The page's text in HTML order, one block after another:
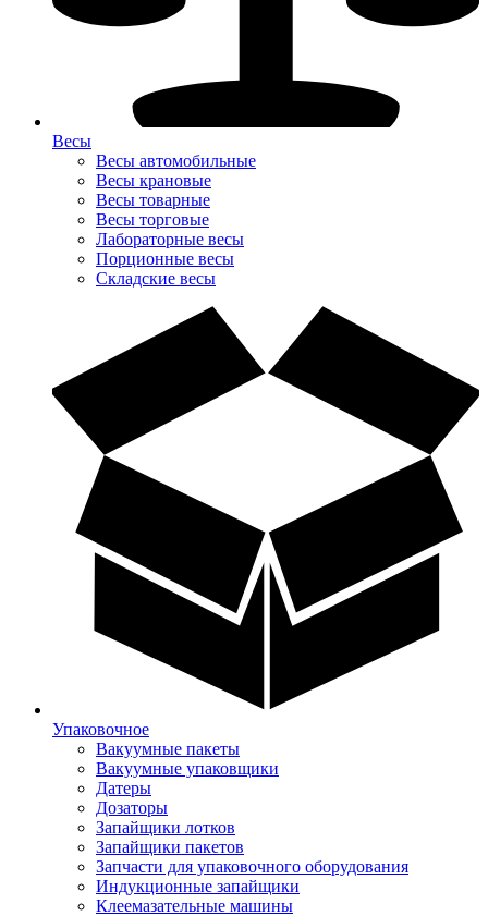
Весы
Весы автомобильные
Весы крановые
Весы товарные
Весы торговые
Лабораторные весы
Порционные весы
Складские весы
Упаковочное
Вакуумные пакеты
Вакуумные упаковщики
Датеры
Дозаторы
Запайщики лотков
Запайщики пакетов
Запчасти для упаковочного оборудования
Индукционные запайщики
Клеемазательные машины